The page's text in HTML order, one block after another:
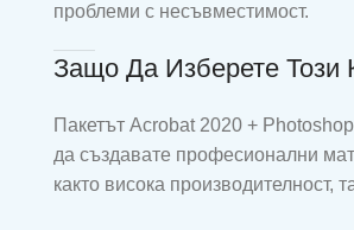
проблеми с несъвместимост.
Защо Да Изберете Този
Пакетът Acrobat 2020 +
да създавате професионални
както висока производителност,